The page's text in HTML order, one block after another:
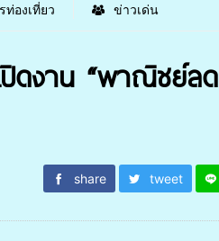
ท่องเที่ยว ข่าวเด่น
ปิดงาน “พาณิชย์ลด
share tweet